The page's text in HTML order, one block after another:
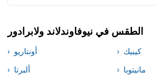
الطقس في نيوفاوندلاند ولابرادور
أونتاريو
كيبيك
ألبرتا
مانيتوبا